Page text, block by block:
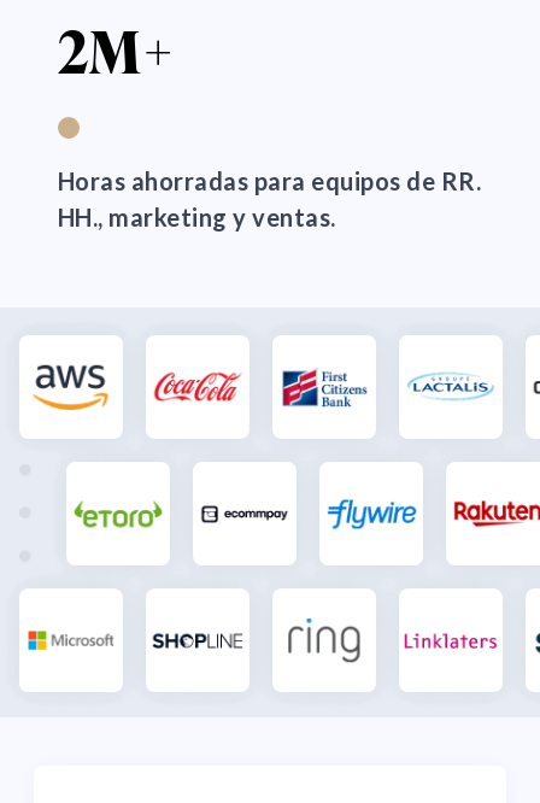
2M+
Horas ahorradas para equipos de RR.
HH., marketing y ventas.